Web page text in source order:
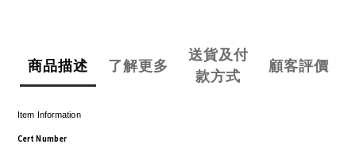
商品描述 了解更多
送貨及付
款方式
顧客評價
Item Information
Cert Number